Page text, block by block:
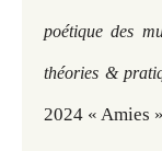
poétique des
théories &
2024 « Amies